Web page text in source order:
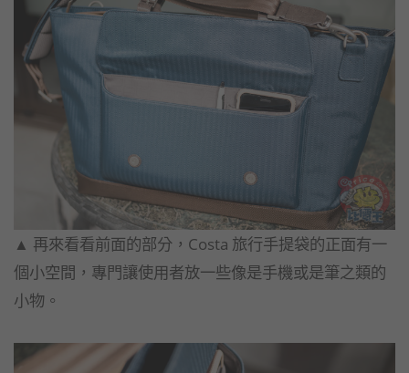
▲​ 再來看看前面的部分，Costa 旅行手提袋的正面有一
個小空間，專門讓使用者放一些像是手機或是筆之類的
小物。